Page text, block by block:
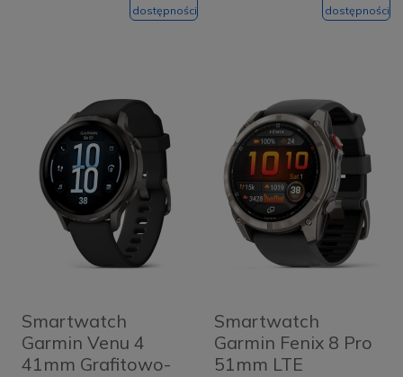
dostępności
dostępności
Smartwatch
Garmin Venu 4
41mm Grafitowo-
Smartwatch
Garmin Fenix 8 Pro
51mm LTE